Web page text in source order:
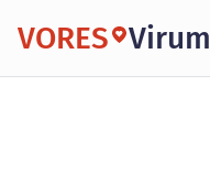
VORES Virum